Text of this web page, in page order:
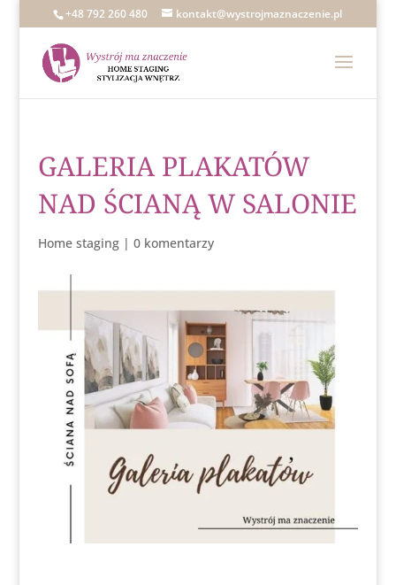
+48 792 260 480 kontakt@wystrojmaznaczenie.pl
GALERIA PLAKATÓW
NAD ŚCIANĄ W SALONIE
Home staging| 0 komentarzy